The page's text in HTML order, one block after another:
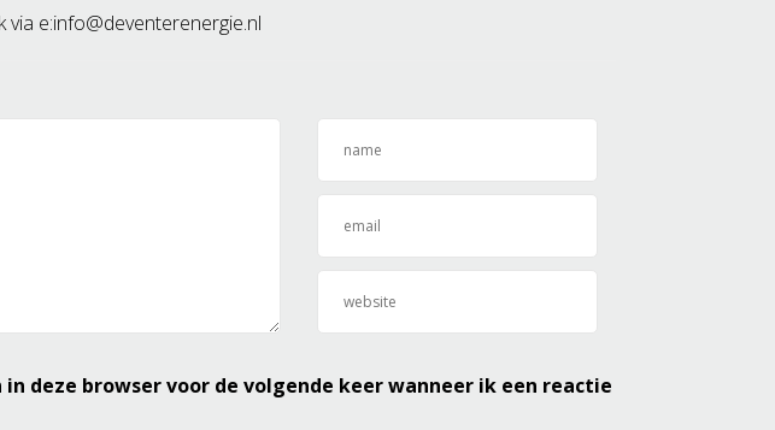
via e:info@deventerenergie.nl
deze browser voor de volgende keer wanneer ik een reactie